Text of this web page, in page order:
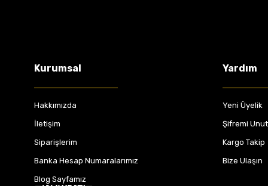
Kurumsal
Hakkımızda
İletişim
Siparişlerim
Banka Hesap Numaralarımız
Blog Sayfamız
Yardım
Yeni Üyelik
Şifremi
Kargo Takip
Bize Ulaşın